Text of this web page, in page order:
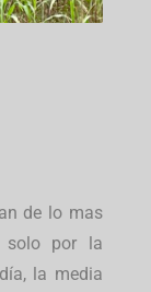
de lo mas
solo por la
la media